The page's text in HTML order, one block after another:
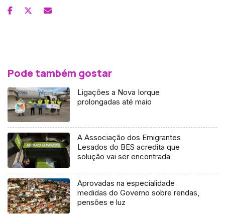
Pode também gostar
Ligações a Nova Iorque
prolongadas até maio
A Associação dos Emigrantes
Lesados do BES acredita que
solução vai ser encontrada
Aprovadas na especialidade
medidas do Governo sobre rendas,
pensões e luz